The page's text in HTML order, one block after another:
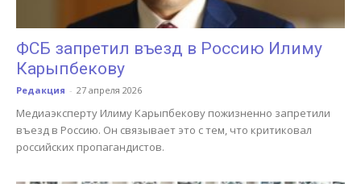
ФСБ запретил въезд в Россию Илиму
Карыпбекову
Редакция - 27 апреля 2026
Медиаэксперту Илиму Карыпбекову пожизненно запретили
въезд в Россию. Он связывает это с тем, что критиковал
российских пропагандистов.